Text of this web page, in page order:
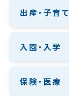
出産・子育て
入園・入学
保険・医療